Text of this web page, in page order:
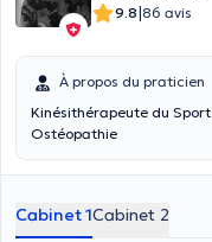
9.8|86 avis
À propos du praticien
Kinésithérapeute du Sport
Ostéopathie
Cabinet 1Cabinet 2